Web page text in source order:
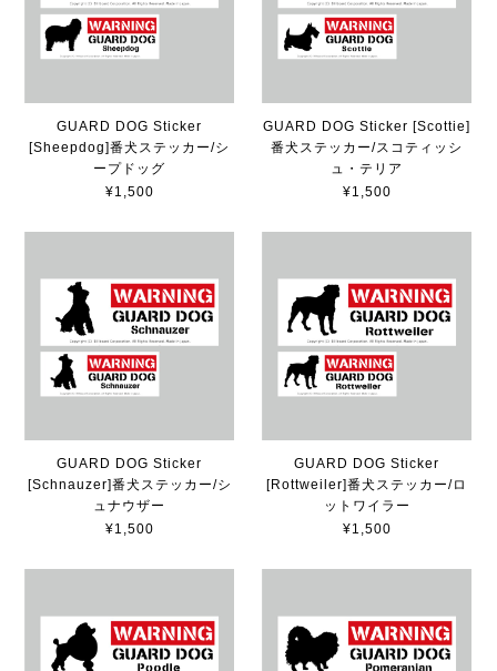
GUARD DOG Sticker
[Sheepdog]番犬ステッカー/シ
ープドッグ
¥1,500
GUARD DOG Sticker [Scottie]
番犬ステッカー/スコティッシ
ュ・テリア
¥1,500
GUARD DOG Sticker
[Schnauzer]番犬ステッカー/シ
ュナウザー
¥1,500
GUARD DOG Sticker
[Rottweiler]番犬ステッカー/ロ
ットワイラー
¥1,500